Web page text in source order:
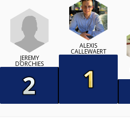
JEREMY
DORCHIES
ALEXIS
CALLEWAERT